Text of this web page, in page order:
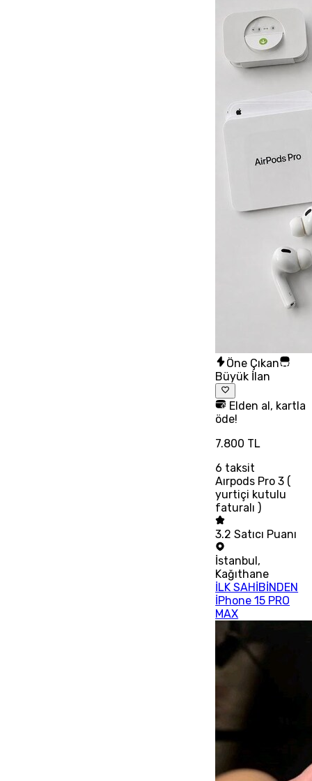
Öne Çıkan
Büyük İlan
Elden al, kartla
öde!
7.800 TL
6 taksit
Aırpods Pro 3 (
yurtiçi kutulu
faturalı )
3.2 Satıcı Puanı
İstanbul,
Kağıthane
İLK SAHİBİNDEN
İPhone 15 PRO
MAX